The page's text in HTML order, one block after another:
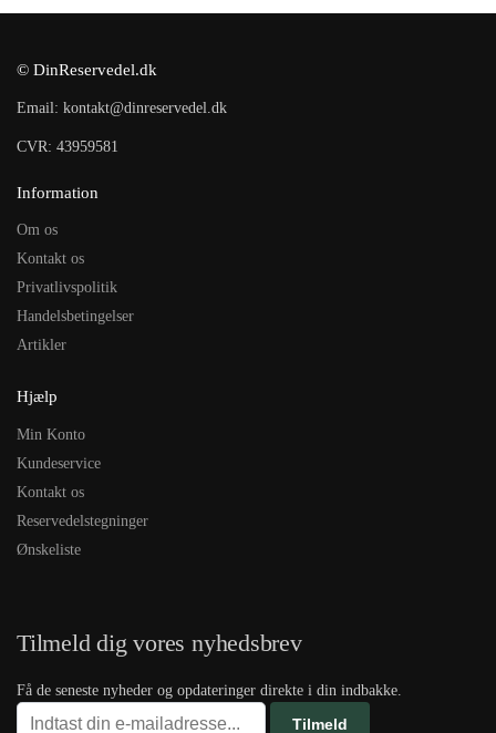
© DinReservedel.dk
Email: kontakt@dinreservedel.dk
CVR: 43959581
Information
Om os
Kontakt os
Privatlivspolitik
Handelsbetingelser
Artikler
Hjælp
Min Konto
Kundeservice
Kontakt os
Reservedelstegninger
Ønskeliste
Tilmeld dig vores nyhedsbrev
Få de seneste nyheder og opdateringer direkte i din indbakke.